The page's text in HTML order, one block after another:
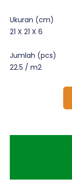
Ukuran (cm)
21 X 21 X 6
Jumlah (pcs)
22.5 / m2